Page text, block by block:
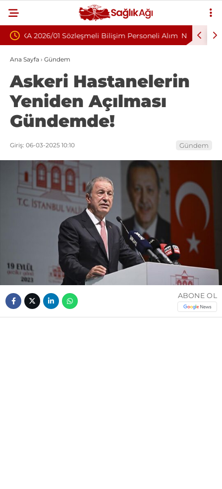
Personeli Alım Nükleoplasti mi, Ameliyat mı? Bel ve Boyun
Fıtığında Doğru Tedavi Seçimi
Ana Sayfa › Gündem
Askeri Hastanelerin
Yeniden Açılması
Gündemde!
Giriş: 06-03-2025 10:10 Gündem
ABONE OL